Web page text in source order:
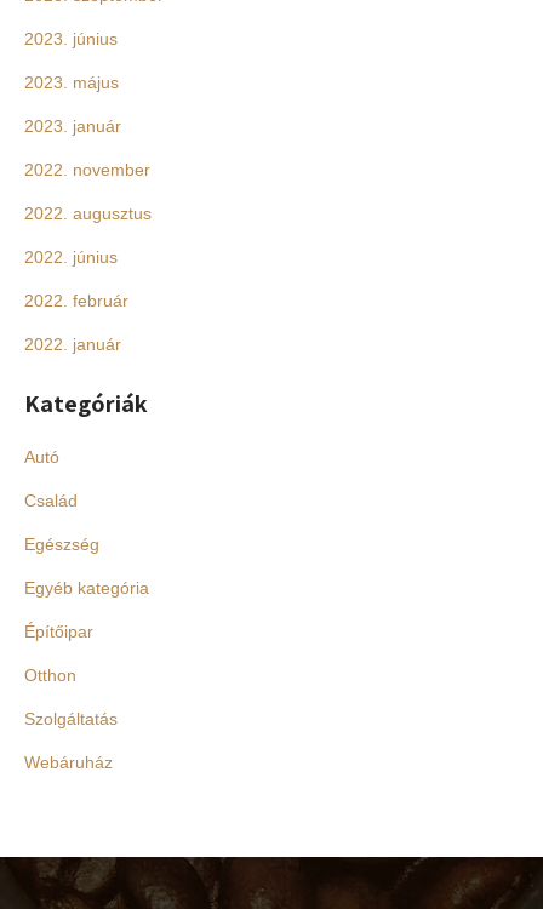
2023. június
2023. május
2023. január
2022. november
2022. augusztus
2022. június
2022. február
2022. január
Kategóriák
Autó
Család
Egészség
Egyéb kategória
Építőipar
Otthon
Szolgáltatás
Webáruház